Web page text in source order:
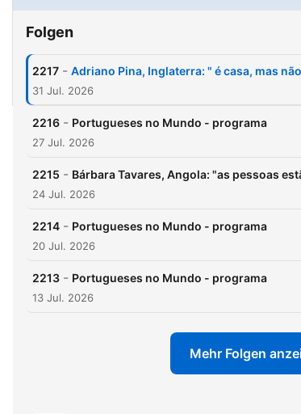
Folgen
2217 - Adriano Pina, Inglaterra: " é casa, mas
31 Jul. 2026
2216 - Portugueses no Mundo - programa
27 Jul. 2026
2215 - Bárbara Tavares, Angola: "as pessoas
24 Jul. 2026
2214 - Portugueses no Mundo - programa
20 Jul. 2026
2213 - Portugueses no Mundo - programa
13 Jul. 2026
Mehr Folgen